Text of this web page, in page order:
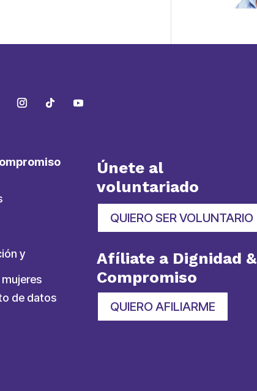
y
de datos
Únete al
voluntariado
QUIERO SER VOLUNTARIO
Afíliate a Dignidad &
Compromiso
QUIERO AFILIARME